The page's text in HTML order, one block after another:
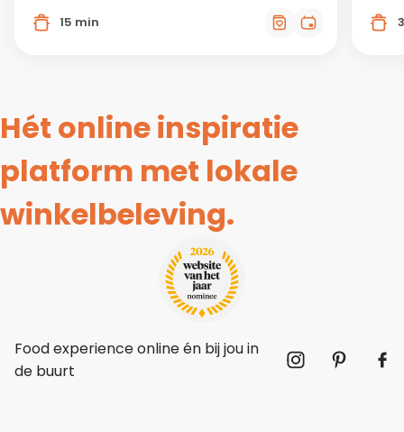
15 min
Hét online inspiratie
platform met lokale
winkelbeleving.
Food experience online én bij jou in
de buurt